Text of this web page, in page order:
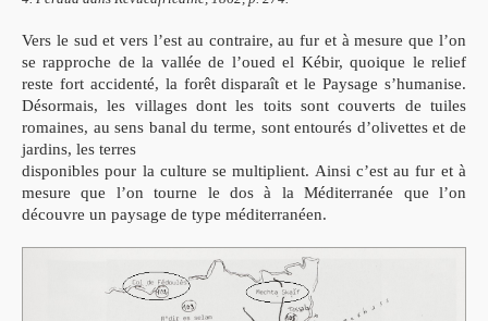
Vers le sud et vers l’est au contraire, au fur et à mesure que l’on
se rapproche de la vallée de l’oued el Kébir, quoique le relief
reste fort accidenté, la forêt disparaît et lePaysage s’humanise.
Désormais, les villages dont les toits sont couverts de tuiles
romaines, au sens banal du terme, sont entourés d’olivettes et de
jardins, les terres
disponibles pour la culture se multiplient. Ainsi c’est au fur et à
mesure que l’on tourne le dosà la Méditerranée que l’on
découvre un paysage de type méditerranéen.